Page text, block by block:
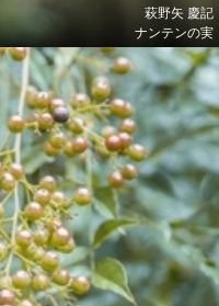
萩野矢 慶記
ナンテンの実